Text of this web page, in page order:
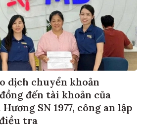
dịch chuyển khoản
đến tài khoản của
SN 1977, công an lập
tra